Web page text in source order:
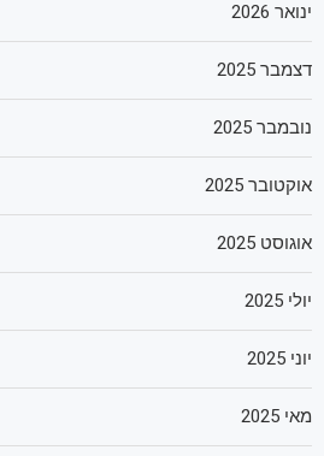
ינואר 2026
דצמבר 2025
נובמבר 2025
אוקטובר 2025
אוגוסט 2025
יולי 2025
יוני 2025
מאי 2025